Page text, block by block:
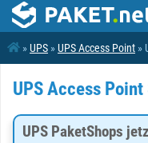
»UPS »UPS Access Point »
UPS Access
UPS PaketShops